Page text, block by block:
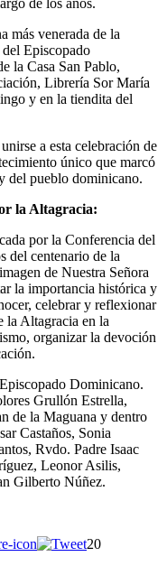
de los años.
más venerada de la
Episcopado
la Casa San Pablo,
Librería Sor María
y en la tiendita del
a esta celebración de
único que marcó
del pueblo dominicano.
la Altagracia:
por la Conferencia del
del centenario de la
de Nuestra Señora
la importancia histórica y
celebrar y reflexionar
la Altagracia en la
organizar la devoción
Dominicano.
Grullón Estrella,
de la Maguana y dentro
Castaños, Sonia
Rvdo. Padre Isaac
Leonor Asilis,
Gilberto Núñez.
20